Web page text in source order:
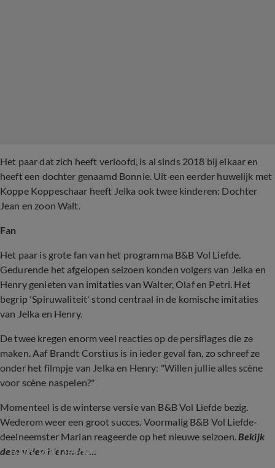
Het paar dat zich heeft verloofd, is al sinds 2018 bij elkaar en
heeft een dochter genaamd Bonnie. Uit een eerder huwelijk met
Koppe Koppeschaar heeft Jelka ook twee kinderen: Dochter
Jean en zoon Walt.
Fan
Het paar is grote fan van het programma B&B Vol Liefde.
Gedurende het afgelopen seizoen konden volgers van Jelka en
Henry genieten van imitaties van Walter, Olaf en Petri. Het
begrip 'Spiruwaliteit' stond centraal in de komische imitaties
van Jelka en Henry.
De twee kregen enorm veel reacties op de persiflages die ze
maken. Aaf Brandt Corstius is in ieder geval fan, zo schreef ze
onder het filmpje van Jelka en Henry: "Willen jullie alles scène
voor scène naspelen?"
Momenteel is de winterse versie van B&B Vol Liefde bezig.
Wederom weer een groot succes. Voormalig B&B Vol Liefde-
deelneemster Marian reageerde op het nieuwe seizoen.Bekijk
deze video hieronder...
B&B Vol Liefde-Marian over Winter Vol Liefde